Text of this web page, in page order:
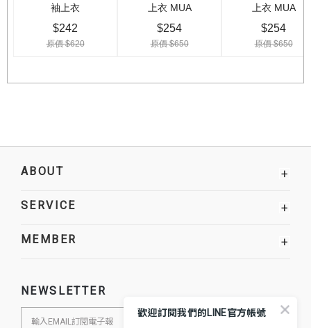
ABOUT +
SERVICE +
MEMBER +
NEWSLETTER
歡迎訂閱我們的LINE官方帳號